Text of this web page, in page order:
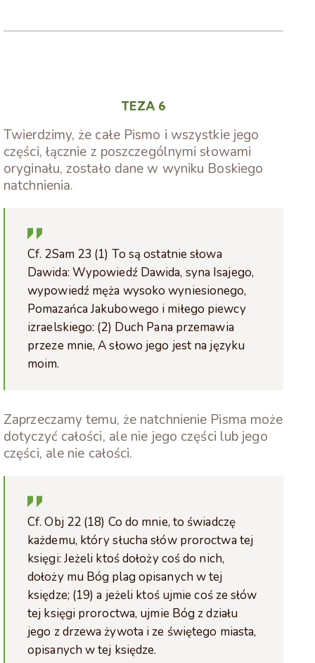
TEZA 6
Twierdzimy, że całe Pismo i wszystkie jego
części, łącznie z poszczególnymi słowami
oryginału, zostało dane w wyniku Boskiego
natchnienia.
Cf. 2Sam 23 (1) To są ostatnie słowa
Dawida: Wypowiedź Dawida, syna Isajego,
wypowiedź męża wysoko wyniesionego,
Pomazańca Jakubowego i miłego piewcy
izraelskiego: (2) Duch Pana przemawia
przeze mnie, A słowo jego jest na języku
moim.
Zaprzeczamy temu, że natchnienie Pisma może
dotyczyć całości, ale nie jego części lub jego
części, ale nie całości.
Cf. Obj 22 (18) Co do mnie, to świadczę
każdemu, który słucha słów proroctwa tej
księgi: Jeżeli ktoś dołoży coś do nich,
dołoży mu Bóg plag opisanych w tej
księdze; (19) a jeżeli ktoś ujmie coś ze słów
tej księgi proroctwa, ujmie Bóg z działu
jego z drzewa żywota i ze świętego miasta,
opisanych w tej księdze.